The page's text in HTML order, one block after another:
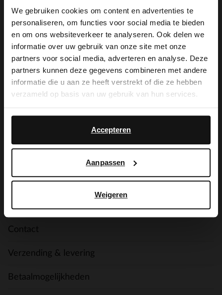
We gebruiken cookies om content en advertenties te
personaliseren, om functies voor social media te bieden
en om ons websiteverkeer te analyseren. Ook delen we
informatie over uw gebruik van onze site met onze
partners voor social media, adverteren en analyse. Deze
partners kunnen deze gegevens combineren met andere
informatie die u aan ze heeft verstrekt of die ze hebben
verzameld op basis van uw gebruik van hun services.
Accepteren
Aanpassen
Weigeren
De My Manfield
voordelen wachten
op je.
AANMELDEN MY MANFIELD
Meer over My Manfield
Service
Contact
Verzending & levering
Betaalmogelijkheden
×
View this website in English?
It looks like your language isn't Dutch. Would
you like to switch to English?
English